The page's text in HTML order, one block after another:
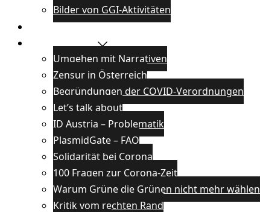
Bilder von GGI-Aktivitäten
Wissenswertes
Umgehen mit Narrativen
Zensur in Österreich
Begründungen der COVID-Verordnungen
Let’s talk about
ID Austria – Problematik
PlasmidGate – FAQ
Solidarität bei Corona
100 Fragen zur Corona-Zeit
Warum Grüne die Grünen nicht mehr wählen
Kritik vom rechten Rand